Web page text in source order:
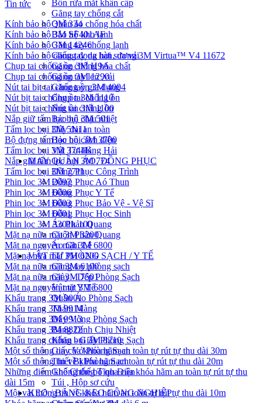
Bồn rửa mắt khẩn cấp
Găng tay chống cắt
Quần áo chống hóa chất
Bảo hộ kho lạnh
Găng tay chống lạnh
Găng tay da hàn, da vải
Găng chống hóa chất
Găng tay len ,vải
Găng tay gia dụng
Chụp tai chống ồn
Nút tai chống ồn
Bảo hộ chịu nhiệt
Dây đai an toàn
Bảo hộ cách điện
Vật Tư Hàng Hải
MAY QUẦN ÁO, ĐỒNG PHỤC
Đồng Phục Công Trình
Đồng Phục Aó Thun
Đồng Phục Y Tế
Đồng Phục Bảo Vệ - Vệ Sĩ
Đồng Phục Học Sinh
Áo Phản Quang
Cuộn Phản Quang
Áo Ghi Lê
VẬT TƯ PHÒNG SẠCH / Y TẾ
Găng tay phòng sạch
Giày - Dép Phòng Sạch
Vật tư Y Tế
Quần Áo Phòng Sạch
Thảm Màng
Dây Vòng Phòng Sạch
Băng Dính Chịu Nhiệt
Khăn - Giấy Phòng Sạch
Giấy Vở Phòng Sạch
Thiết Bị Phòng Sạch
Ghế Chống Tĩnh Điện
Túi , Hộp sơ cứu
KEO / BĂNG KEO CÔNG NGHIỆP
Tin tức
Kính bảo hộ 3M 334
Kính bảo hộ 3M SF401AF
Kính bảo hộ 3M 14246
Kính bảo hộ chống đọng hơi sương 3M Virtua™ V4 11672
Chụp tai chống ồn 3M H9A
Chụp tai chống ồn 3M 1290
Nút tai bịt tai chống ồn 3M 4004
Nút bịt tai chống ồn 3M 1110
Nút bịt tai chống ồn 3M 1100
Nắp giữ tấm lọc bụi 3M 501
Tấm lọc bụi 3M 5N11
Bộ đựng tấm lọc bụi 3M 3700
Tấm lọc bụi 3M 3744K
Nắp giữ tấm lọc bụi 3M 774
Tấm lọc bụi 3M 7711
Phin lọc 3M 2097
Phin lọc 3M 6006
Phin lọc 3M 6003
Phin lọc 3M 6001
Phin lọc 3M 3301k 100
Mặt nạ nữa mặt 3M 3200
Mặt nạ nguyên mặt 3M 6800
Mặt nạ nữa mặt 3M 6200
Mặt nạ nữa mặt 3M 6100
Mặt nạ nữa mặt 3M 7501
Mặt nạ nguyên mặt 3M 6800
Khẩu trang 3M 9001
Khẩu trang 3M 9914
Khẩu trang 3M 9913
Khẩu trang 3M 8822
Khẩu trang chống bụi 3M 8210
Một số thông tin của khóa hãm an toàn tự rút tự thu dài 30m
Một số thông tin về khóa hãm an toàn tự rút tự thu dài 20m
Những điểm không thể bỏ qua của khóa hãm an toàn tự rút tự thu
dài 15m
Một vài thông tin về khóa hãm an toàn tự rút tự thu dài 10m